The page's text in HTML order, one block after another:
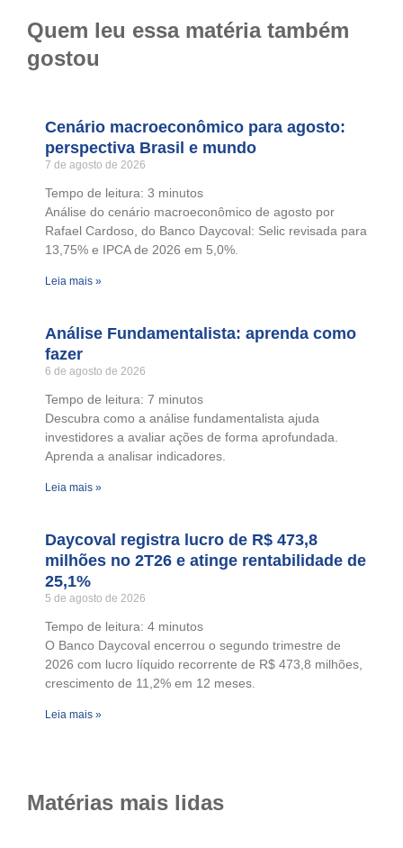
Quem leu essa matéria também
gostou
Cenário macroeconômico para agosto:
perspectiva Brasil e mundo
7 de agosto de 2026
Tempo de leitura: 3 minutos
Análise do cenário macroeconômico de agosto por
Rafael Cardoso, do Banco Daycoval: Selic revisada para
13,75% e IPCA de 2026 em 5,0%.
Leia mais »
Análise Fundamentalista: aprenda como
fazer
6 de agosto de 2026
Tempo de leitura: 7 minutos
Descubra como a análise fundamentalista ajuda
investidores a avaliar ações de forma aprofundada.
Aprenda a analisar indicadores.
Leia mais »
Daycoval registra lucro de R$ 473,8
milhões no 2T26 e atinge rentabilidade de
25,1%
5 de agosto de 2026
Tempo de leitura: 4 minutos
O Banco Daycoval encerrou o segundo trimestre de
2026 com lucro líquido recorrente de R$ 473,8 milhões,
crescimento de 11,2% em 12 meses.
Leia mais »
Matérias mais lidas